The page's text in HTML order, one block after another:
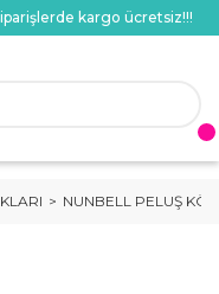
kargo ücretsiz!!!
NUNBELL PELUŞ